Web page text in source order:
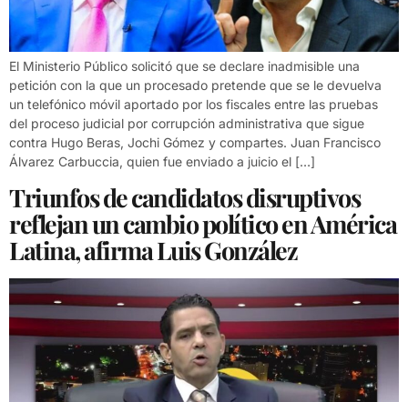
El Ministerio Público solicitó que se declare inadmisible una
petición con la que un procesado pretende que se le devuelva
un telefónico móvil aportado por los fiscales entre las pruebas
del proceso judicial por corrupción administrativa que sigue
contra Hugo Beras, Jochi Gómez y compartes. Juan Francisco
Álvarez Carbuccia, quien fue enviado a juicio el […]
Triunfos de candidatos disruptivos
reflejan un cambio político en América
Latina, afirma Luis González